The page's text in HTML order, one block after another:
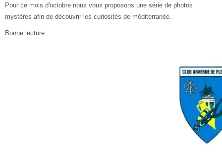
Pour ce mois d'octobre nous vous proposons une série de photos
mystères afin de découvrir les curiosités de méditerranée.
Bonne lecture